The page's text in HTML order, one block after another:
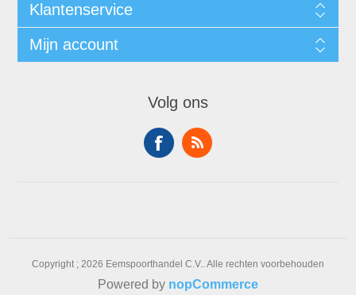
Klantenservice
Mijn account
Volg ons
Copyright ; 2026 Eemspoorthandel C.V.. Alle rechten voorbehouden
Powered by nopCommerce